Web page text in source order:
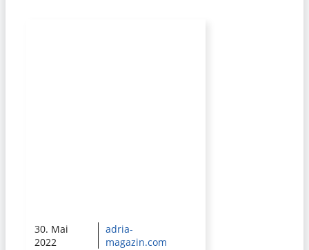
30. Mai
2022
adria-
magazin.com